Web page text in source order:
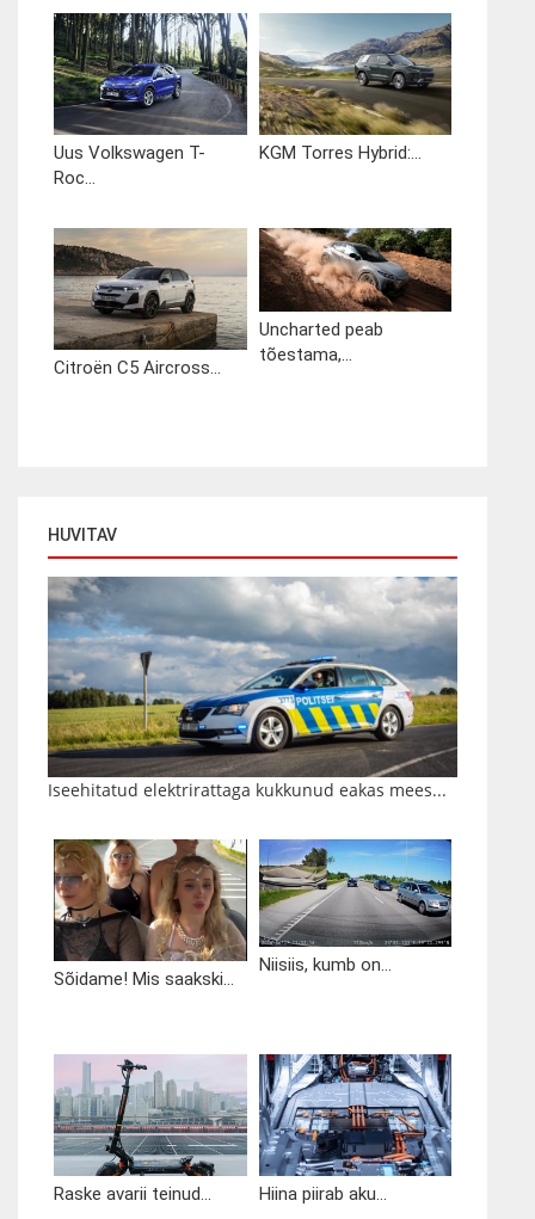
Uus Volkswagen T-
Roc...
KGM Torres Hybrid:...
Citroën C5 Aircross...
Uncharted peab
tõestama,...
HUVITAV
Iseehitatud elektrirattaga kukkunud eakas mees...
Sõidame! Mis saakski...
Niisiis, kumb on...
Raske avarii teinud... Hiina piirab aku...